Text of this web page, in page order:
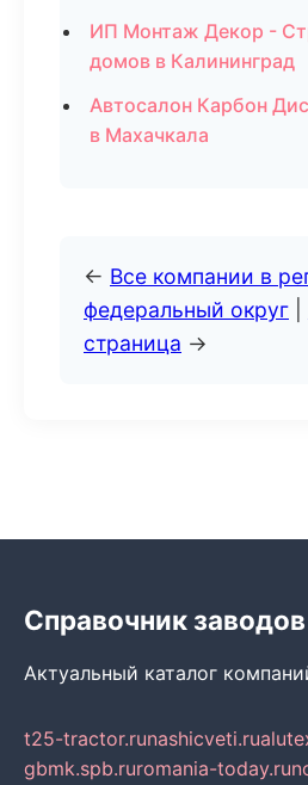
ИП Монтаж Декор -
домов в Калининград
Автосалон Карбон
в Махачкала
← Все компании в
федеральный округ
страница →
Справочник
Актуальный каталог
t25-tractor.runashicveti.ru
gbmk.spb.ruromania-today.ru